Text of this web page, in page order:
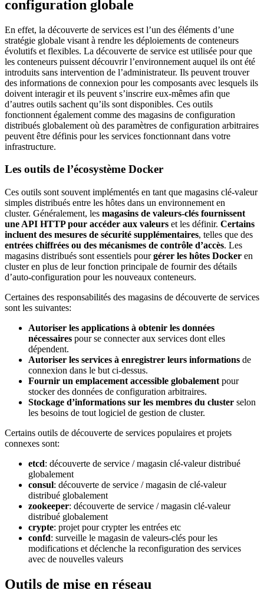
configuration globale
En effet, la découverte de services est l’un des éléments d’une
stratégie globale visant à rendre les déploiements de conteneurs
évolutifs et flexibles. La découverte de service est utilisée pour que
les conteneurs puissent découvrir l’environnement auquel ils ont été
introduits sans intervention de l’administrateur. Ils peuvent trouver
des informations de connexion pour les composants avec lesquels ils
doivent interagir et ils peuvent s’inscrire eux-mêmes afin que
d’autres outils sachent qu’ils sont disponibles. Ces outils
fonctionnent également comme des magasins de configuration
distribués globalement où des paramètres de configuration arbitraires
peuvent être définis pour les services fonctionnant dans votre
infrastructure.
Les outils de l’écosystème Docker
Ces outils sont souvent implémentés en tant que magasins clé-valeur
simples distribués entre les hôtes dans un environnement en
cluster. Généralement, les magasins de valeurs-clés fournissent
une API HTTP pour accéder aux valeurs et les définir. Certains
incluent des mesures de sécurité supplémentaires, telles que des
entrées chiffrées ou des mécanismes de contrôle d’accès. Les
magasins distribués sont essentiels pourgérer les hôtes Docker en
cluster en plus de leur fonction principale de fournir des détails
d’auto-configuration pour les nouveaux conteneurs.
Certaines des responsabilités des magasins de découverte de services
sont les suivantes:
Autoriser les applications à obtenir les données
nécessaires pour se connecter aux services dont elles
dépendent.
Autoriser les services à enregistrer leurs informations de
connexion dans le but ci-dessus.
Fournir un emplacement accessible globalement pour
stocker des données de configuration arbitraires.
Stockage d’informations sur les membres du cluster selon
les besoins de tout logiciel de gestion de cluster.
Certains outils de découverte de services populaires et projets
connexes sont:
etcd: découverte de service / magasin clé-valeur distribué
globalement
consul: découverte de service / magasin de clé-valeur
distribué globalement
zookeeper: découverte de service / magasin clé-valeur
distribué globalement
crypte: projet pour crypter les entrées etc
confd: surveille le magasin de valeurs-clés pour les
modifications et déclenche la reconfiguration des services
avec de nouvelles valeurs
Outils de mise en réseau